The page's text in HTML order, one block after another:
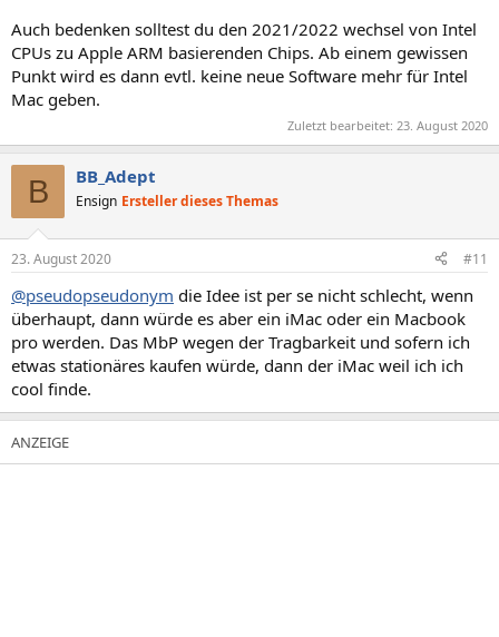
Auch bedenken solltest du den 2021/2022 wechsel von Intel
CPUs zu Apple ARM basierenden Chips. Ab einem gewissen
Punkt wird es dann evtl. keine neue Software mehr für Intel
Mac geben.
Zuletzt bearbeitet: 23. August 2020
B BB_Adept
Ensign Ersteller dieses Themas
23. August 2020 #11
@pseudopseudonym die Idee ist per se nicht schlecht, wenn
überhaupt, dann würde es aber ein iMac oder ein Macbook
pro werden. Das MbP wegen der Tragbarkeit und sofern ich
etwas stationäres kaufen würde, dann der iMac weil ich ich
cool finde.